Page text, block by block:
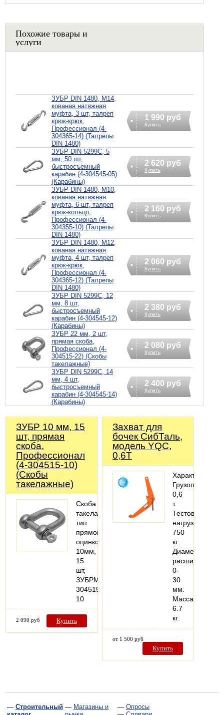
Похожие товары и
услуги
ЗУБР DIN 1480, М14,
кованая натяжная
муфта, 3 шт, талреп
крюк-крюк,
Профессионал (4-
304365-14) (Талрепы
DIN 1480)
1 990 руб
Купить
ЗУБР DIN 5299C, 5
мм, 50 шт,
быстросъемный
карабин (4-304545-05)
(Карабины)
2 620 руб
Купить
ЗУБР DIN 1480, М10,
кованая натяжная
муфта, 6 шт, талреп
крюк-кольцо,
Профессионал (4-
304355-10) (Талрепы
DIN 1480)
2 160 руб
Купить
ЗУБР DIN 1480, М12,
кованая натяжная
муфта, 4 шт, талреп
крюк-крюк,
Профессионал (4-
304365-12) (Талрепы
DIN 1480)
2 060 руб
Купить
ЗУБР DIN 5299C, 12
мм, 8 шт,
быстросъемный
карабин (4-304545-12)
(Карабины)
2 380 руб
Купить
ЗУБР 22 мм, 2 шт,
прямая скоба,
Профессионал (4-
304515-22) (Скобы
такелажные)
2 080 руб
Купить
ЗУБР DIN 5299C, 14
мм, 4 шт,
быстросъемный
карабин (4-304545-14)
(Карабины)
2 400 руб
Купить
ЗУБР 10 мм, 15
шт, прямая
скоба,
Профессионал
(4-304515-10)
(Скобы
такелажные)
Скоба
такелажная,
тип
прямой,
оцинкованная,
10мм,
15
шт,
ЗУБРМастер4-
304515-
10
2 090 руб Купить
Захват для
бочек СибТаль,
модель YQC,
0,6Т
0,6
т.
Тестовая
нагрузка:
750
кг.
Диаметр
расширения:
0-
30
мм.
Масса:
6.7
кг.
от 1 500 руб
Купить
— Строительный — Магазины и
— Опросы